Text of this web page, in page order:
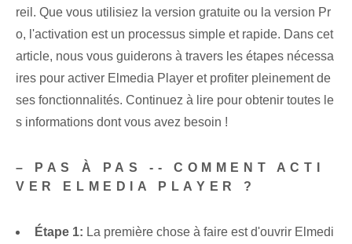
reil. Que vous utilisiez la version gratuite ou la version Pr
o, l'activation est un processus simple et rapide. Dans cet
article, nous vous guiderons à travers les étapes nécessa
ires pour activer Elmedia Player et profiter pleinement de
ses fonctionnalités. Continuez à lire pour obtenir toutes le
s informations dont vous avez besoin !
– PAS À PAS -- COMMENT ACTI
VER ELMEDIA PLAYER ?
Étape 1: La première chose à faire est d'ouvrir Elmedi